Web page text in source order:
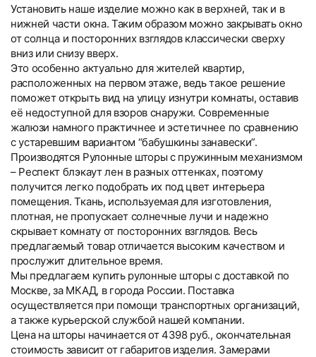
Установить наше изделие можно как в верхней, так и в
нижней части окна. Таким образом можно закрывать окно
от солнца и посторонних взглядов классически сверху
вниз или снизу вверх.
Это особенно актуально для жителей квартир,
расположенных на первом этаже, ведь такое решение
поможет открыть вид на улицу изнутри комнаты, оставив
её недоступной для взоров снаружи. Современные
жалюзи намного практичнее и эстетичнее по сравнению
с устаревшим вариантом “бабушкины занавески”.
Производятся Рулонные шторы с пружинным механизмом
– Респект блэкаут лен в разных оттенках, поэтому
получится легко подобрать их под цвет интерьера
помещения. Ткань, используемая для изготовления,
плотная, не пропускает солнечные лучи и надежно
скрывает комнату от посторонних взглядов. Весь
предлагаемый товар отличается высоким качеством и
прослужит длительное время.
Мы предлагаем купить рулонные шторы с доставкой по
Москве, за МКАД, в города России. Поставка
осуществляется при помощи транспортных организаций,
а также курьерской службой нашей компании.
Цена на шторы начинается от 4398 руб., окончательная
стоимость зависит от габаритов изделия. Замерами